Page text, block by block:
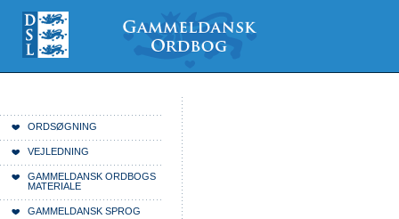
indhold
Videre
værktøjer
ORDSØGNING
VEJLEDNING
GAMMELDANSK ORDBOGS
MATERIALE
GAMMELDANSK SPROG